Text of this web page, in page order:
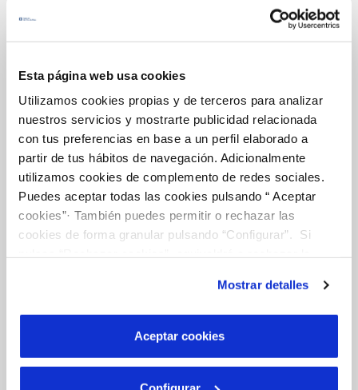
Esta página web usa cookies
Utilizamos cookies propias y de terceros para analizar
nuestros servicios y mostrarte publicidad relacionada
con tus preferencias en base a un perfil elaborado a
partir de tus hábitos de navegación. Adicionalmente
utilizamos cookies de complemento de redes sociales.
Puedes aceptar todas las cookies pulsando “ Aceptar
cookies”· También puedes permitir o rechazar las
cookies de forma granular pulsando “Configurar”. Si
son indispensables para que el sitio web funcione y que
por tanto no se pueden desactivar. Puedes consultar
más información en nuestraPolítica de Cookies
Mostrar detalles
Aceptar cookies
EL NOSTRE PAPER EN EL CICLE URBÀ
QUALITAT
ACTUACIONS A LA XARXA
CURA DE L'AIGUA
CODI DE CONDUCTA